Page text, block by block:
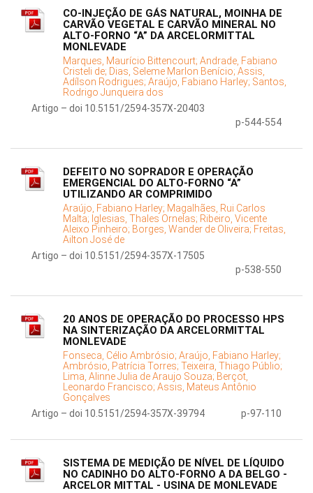
CO-INJEÇÃO DE GÁS NATURAL, MOINHA DE
CARVÃO VEGETAL E CARVÃO MINERAL NO
ALTO-FORNO “A” DA ARCELORMITTAL
MONLEVADE
Marques, Maurício Bittencourt; Andrade, Fabiano
Cristeli de; Dias, Seleme Marlon Benício; Assis,
Adílson Rodrigues; Araújo, Fabiano Harley; Santos,
Rodrigo Junqueira dos
Artigo – doi 10.5151/2594-357X-20403
p-544-554
DEFEITO NO SOPRADOR E OPERAÇÃO
EMERGENCIAL DO ALTO-FORNO “A”
UTILIZANDO AR COMPRIMIDO
Araújo, Fabiano Harley; Magalhães, Rui Carlos
Malta; Iglesias, Thales Ornelas; Ribeiro, Vicente
Aleixo Pinheiro; Borges, Wander de Oliveira; Freitas,
Ailton José de
Artigo – doi 10.5151/2594-357X-17505
p-538-550
20 ANOS DE OPERAÇÃO DO PROCESSO HPS
NA SINTERIZAÇÃO DA ARCELORMITTAL
MONLEVADE
Fonseca, Célio Ambrósio; Araújo, Fabiano Harley;
Ambrósio, Patrícia Torres; Teixeira, Thiago Públio;
Lima, Alinne Julia de Araujo Souza; Berçot,
Leonardo Francisco; Assis, Mateus Antônio
Gonçalves
Artigo – doi 10.5151/2594-357X-39794
p-97-110
SISTEMA DE MEDIÇÃO DE NÍVEL DE LÍQUIDO
NO CADINHO DO ALTO-FORNO A DA BELGO -
ARCELOR MITTAL - USINA DE MONLEVADE